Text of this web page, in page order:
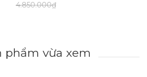
4.850.000₫
phẩm vừa xem